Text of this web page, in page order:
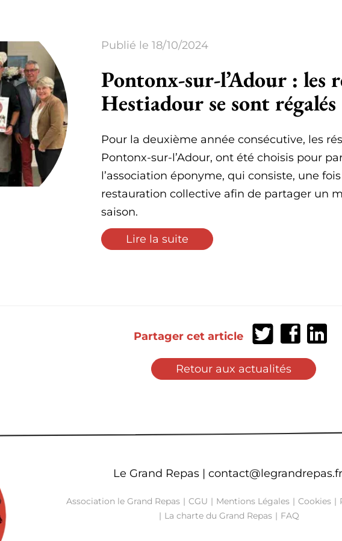
Publié le 18/10/2024
Pontonx-sur-l’Adour : les
Hestiadour se sont régalés
Pour la deuxième année consécutive, les
Pontonx-sur-l’Adour, ont été choisis pour
l’association éponyme, qui consiste, une
restauration collective afin de partager un
saison.
Lire la suite
Partager cet article
Partager
sur
Twitter
Partager
sur
Facebook
sur
Retour aux actualités
Le Grand Repas | contact@legrandrepas.fr
Association le Grand Repas CGU Mentions Légales Cookies
La charte du Grand Repas
FAQ